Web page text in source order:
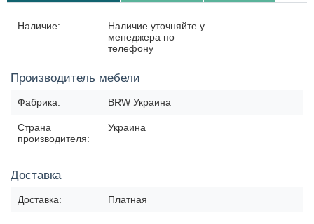
Наличие:
Наличие уточняйте у
менеджера по
телефону
Производитель мебели
Фабрика: BRW Украина
Страна
производителя:
Украина
Доставка
Доставка: Платная